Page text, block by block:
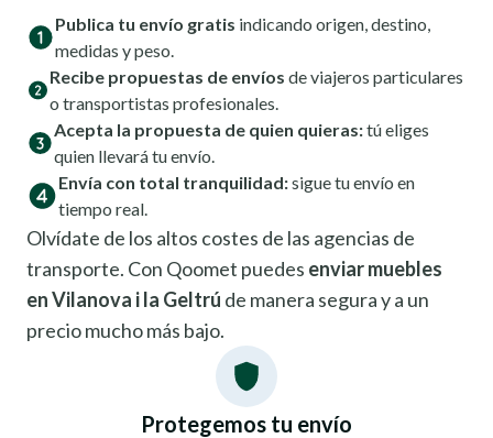
Publica tu envío gratis indicando origen, destino,
medidas y peso.
Recibe propuestas de envíos de viajeros particulares
o transportistas profesionales.
Acepta la propuesta de quien quieras:tú eliges
quien llevará tu envío.
Envía con total tranquilidad:sigue tu envío en
tiempo real.
Olvídate de los altos costes de las agencias de
transporte. Con Qoomet puedes enviar muebles
en Vilanova i la Geltrú de manera segura y a un
precio mucho más bajo.
Protegemos tu envío